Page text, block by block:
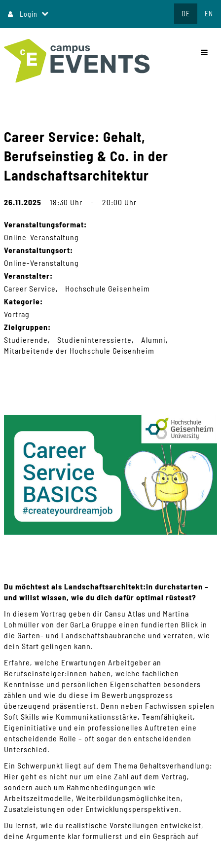
zum
Inhalt
Login DE EN
Career Service: Gehalt,
Berufseinstieg & Co. in der
Landschaftsarchitektur
26.11.2025 18:30 Uhr - 20:00 Uhr
Veranstaltungsformat:
Online-Veranstaltung
Veranstaltungsort:
Online-Veranstaltung
Veranstalter:
Career Service
Hochschule Geisenheim
Kategorie:
Vortrag
Zielgruppen:
Studierende
Studieninteressierte
Alumni
Mitarbeitende der Hochschule Geisenheim
Du möchtest als Landschaftsarchitekt:in durchstarten –
und willst wissen, wie du dich dafür optimal rüstest?
In diesem Vortrag geben dir Cansu Atlas und Martina
Lohmüller von der GarLa Gruppe einen fundierten Blick in
die Garten- und Landschaftsbaubranche und verraten, wie
dein Start gelingen kann.
Erfahre, welche Erwartungen Arbeitgeber an
Berufseinsteiger:innen haben, welche fachlichen
Kenntnisse und persönlichen Eigenschaften besonders
zählen und wie du diese im Bewerbungsprozess
überzeugend präsentierst. Denn neben Fachwissen spielen
Soft Skills wie Kommunikationsstärke, Teamfähigkeit,
Eigeninitiative und ein professionelles Auftreten eine
entscheidende Rolle – oft sogar den entscheidenden
Unterschied.
Ein Schwerpunkt liegt auf dem Thema Gehaltsverhandlung:
Hier geht es nicht nur um eine Zahl auf dem Vertrag,
sondern auch um Rahmenbedingungen wie
Arbeitszeitmodelle, Weiterbildungsmöglichkeiten,
Zusatzleistungen oder Entwicklungsperspektiven.
Du lernst, wie du realistische Vorstellungen entwickelst,
deine Argumente klar formulierst und ein Gespräch auf